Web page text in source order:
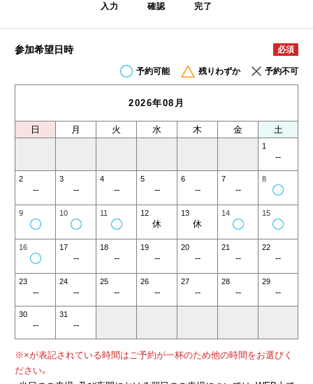
入力 確認 完了
参加希望日時 必須
予約可能 残りわずか 予約不可
2026年08月
日 月 火 水 木 金 土
1
--
2
--
3
--
4
--
5
--
6
--
7
--
8
9 10 11 12
休
13
休
14 15
16 17
--
18
--
19
--
20
--
21
--
22
--
23
--
24
--
25
--
26
--
27
--
28
--
29
--
30
--
31
--
※×が表記されている時間はご予約が一杯のため他の時間をお選びく
ださい。